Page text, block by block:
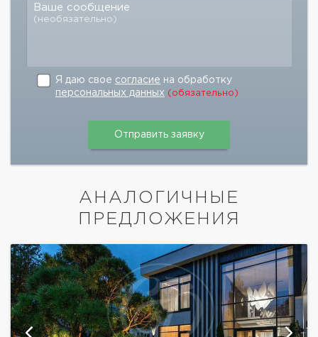
Ваше сообщение
(необязательно)
Я даю свое согласие на обработку
персональных данных (обязательно)
АНАЛОГИЧНЫЕ
ПРЕДЛОЖЕНИЯ